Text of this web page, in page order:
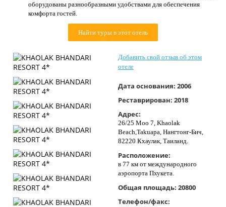
О нас
оборудованы разнообразными удобствами для обеспечения
комфорта гостей.
Найти туры в этот отель
Добавить свой отзыв об этом
отеле
Дата основания: 2006
Реставрирован: 2018
Адрес:
26/25 Moo 7, Khaolak
Beach,Takuapa, Нангтонг-Бич,
82220 Кхаулак, Таиланд.
Расположение:
в 77 км от международного
аэропорта Пхукета.
Общая площадь: 20800
Телефон/факс: